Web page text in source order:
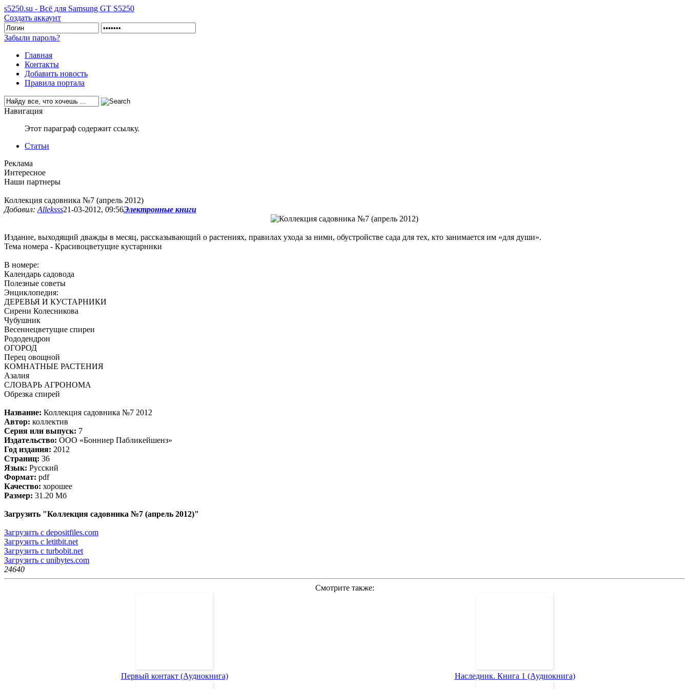
s5250.su - Всё для Samsung GT S5250
Создать аккаунт
Забыли пароль?
Главная
Контакты
Добавить новость
Правила портала
Навигация
Этот параграф содержит ссылку.
Статьи
Реклама
Интересное
Наши партнеры
Коллекция садовника №7 (апрель 2012)
Добавил: Alleksss21-03-2012, 09:56Электронные книги
Издание, выходящий дважды в месяц, рассказывающий о растениях, правилах ухода за ними, обустройстве сада для тех, кто занимается им «для души».
Тема номера - Красивоцветущие кустарники
В номере:
Календарь садовода
Полезные советы
Энциклопедия:
ДЕРЕВЬЯ И КУСТАРНИКИ
Сирени Колесникова
Чубушник
Весеннецветущие спиреи
Рододендрон
ОГОРОД
Перец овощной
КОМНАТНЫЕ РАСТЕНИЯ
Азалия
СЛОВАРЬ АГРОНОМА
Обрезка спирей
Название: Коллекция садовника №7 2012
Автор: коллектив
Серия или выпуск: 7
Издательство: ООО «Бонниер Пабликейшенз»
Год издания: 2012
Страниц: 36
Язык: Русский
Формат: pdf
Качество: хорошее
Размер: 31.20 Мб
Загрузить "Коллекция садовника №7 (апрель 2012)"
Загрузить с depositfiles.com
Загрузить с letitbit.net
Загрузить с turbobit.net
Загрузить с unibytes.com
24640
Смотрите также:
Первый контакт (Аудиокнига) Наследник. Книга 1 (Аудиокнига)